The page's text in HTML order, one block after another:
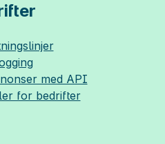
med API
for bedrifter